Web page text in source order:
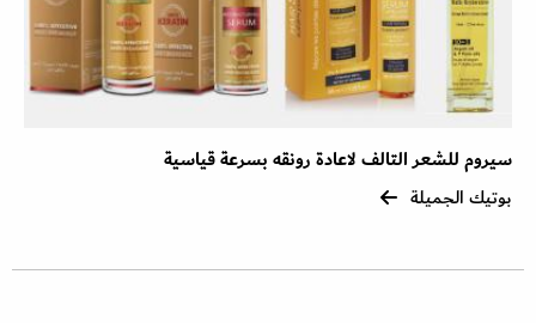
سيروم للشعر التالف لاعادة رونقه بسرعة قياسية
بوتيك الجميلة